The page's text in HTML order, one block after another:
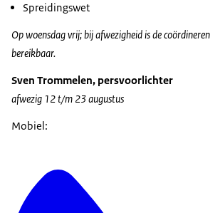
Spreidingswet
Op woensdag vrij; bij afwezigheid is de
bereikbaar.
Sven Trommelen, persvoorlichter
afwezig 12 t/m 23 augustus
Mobiel: